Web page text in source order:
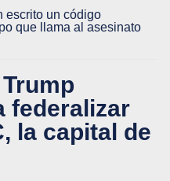
escrito un código
que llama al asesinato
federalizar
la capital de